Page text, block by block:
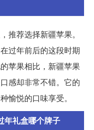
推荐选择新疆苹果。
过年前后的这段时期
苹果相比，新疆苹果
感却非常不错。它的
愉悦的口味享受。
年礼盒哪个牌子